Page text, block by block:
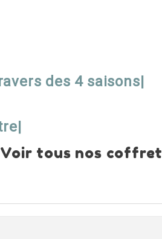
des 4 saisons|
Voir tous nos